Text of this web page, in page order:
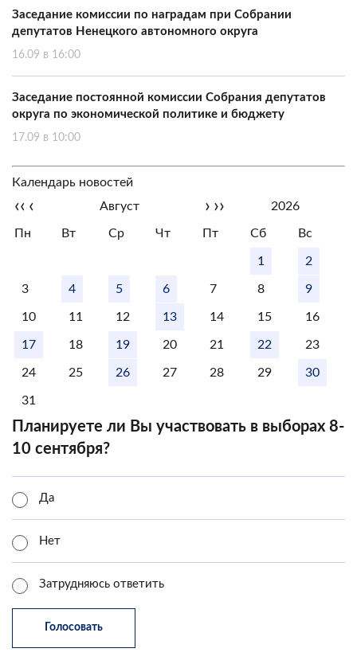
Заседание комиссии по наградам при Собрании
депутатов Ненецкого автономного округа
16.09 в 16:00
Заседание постоянной комиссии Собрания депутатов
округа по экономической политике и бюджету
17.09 в 10:00
Календарь новостей
‹‹ ‹ Август › ›› 2026
Пн Вт Ср Чт Пт Сб Вс
1 2
3 4 5 6 7 8 9
10 11 12 13 14 15 16
17 18 19 20 21 22 23
24 25 26 27 28 29 30
31
Планируете ли Вы участвовать в выборах 8-
10 сентября?
Да
Нет
Затрудняюсь ответить